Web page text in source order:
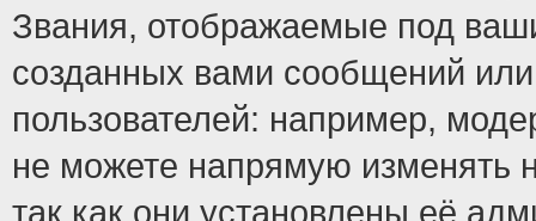
Звания, отображаемые под
созданных вами сообщений
пользователей: например,
не можете напрямую изменять
так как они установлены её